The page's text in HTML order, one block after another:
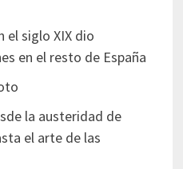
el siglo XIX dio
en el resto de España
la austeridad de
el arte de las